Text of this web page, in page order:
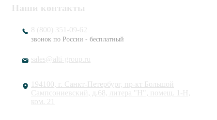
Наши контакты
8 (800) 351-09-62
звонок по России - бесплатный
sales@alti-group.ru
194100, г. Санкт-Петербург, пр-кт Большой
Сампсониевский, д.68, литера "Н", помещ. 1-Н,
ком. 21